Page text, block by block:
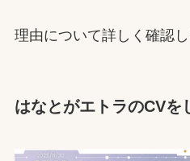
理由について詳しく確認
はなとがエトラのCVを